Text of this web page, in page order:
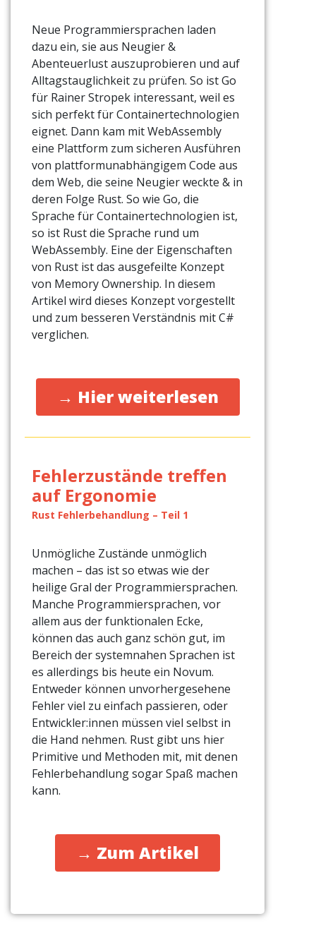
Neue Programmiersprachen laden
dazu ein, sie aus Neugier &
Abenteuerlust auszuprobieren und auf
Alltagstauglichkeit zu prüfen. So ist Go
für Rainer Stropek interessant, weil es
sich perfekt für Containertechnologien
eignet. Dann kam mit WebAssembly
eine Plattform zum sicheren Ausführen
von plattformunabhängigem Code aus
dem Web, die seine Neugier weckte & in
deren Folge Rust. So wie Go, die
Sprache für Containertechnologien ist,
so ist Rust die Sprache rund um
WebAssembly. Eine der Eigenschaften
von Rust ist das ausgefeilte Konzept
von Memory Ownership. In diesem
Artikel wird dieses Konzept vorgestellt
und zum besseren Verständnis mit C#
verglichen.
→ Hier weiterlesen
Fehlerzustände treffen
auf Ergonomie
Rust Fehlerbehandlung – Teil 1
Unmögliche Zustände unmöglich
machen – das ist so etwas wie der
heilige Gral der Programmiersprachen.
Manche Programmiersprachen, vor
allem aus der funktionalen Ecke,
können das auch ganz schön gut, im
Bereich der systemnahen Sprachen ist
es allerdings bis heute ein Novum.
Entweder können unvorhergesehene
Fehler viel zu einfach passieren, oder
Entwickler:innen müssen viel selbst in
die Hand nehmen. Rust gibt uns hier
Primitive und Methoden mit, mit denen
Fehlerbehandlung sogar Spaß machen
kann.
→ Zum Artikel